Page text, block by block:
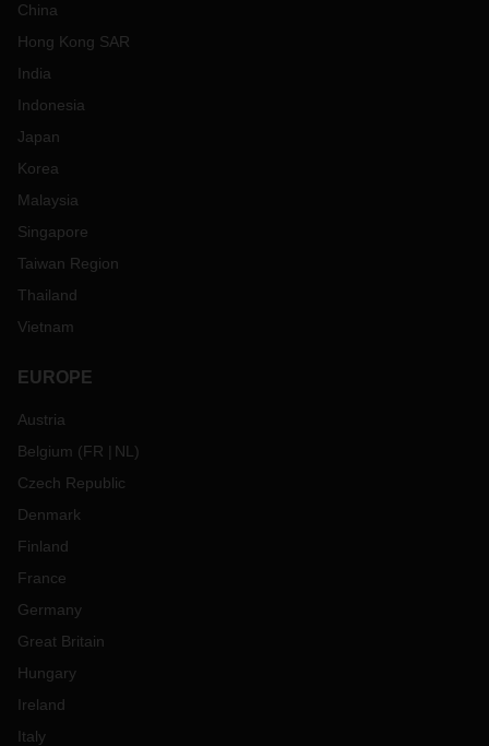
China
Hong Kong SAR
India
Indonesia
Japan
Korea
Malaysia
Singapore
Taiwan Region
Thailand
Vietnam
EUROPE
Austria
Belgium (FR NL )
Czech Republic
Denmark
Finland
France
Germany
Great Britain
Hungary
Ireland
Italy